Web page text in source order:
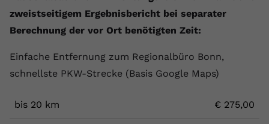
zweistseitigem Ergebnisbericht bei separater
Berechnung der vor Ort benötigten Zeit:
Einfache Entfernung zum Regionalbüro Bonn,
schnellste PKW-Strecke (Basis Google Maps)
bis 20 km € 275,00